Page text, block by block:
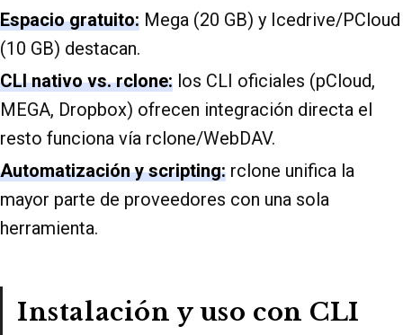
Espacio gratuito: Mega (20 GB) y Icedrive/PCloud
(10 GB) destacan.
CLI nativo vs. rclone: los CLI oficiales (pCloud,
MEGA, Dropbox) ofrecen integración directa el
resto funciona vía rclone/WebDAV.
Automatización y scripting: rclone unifica la
mayor parte de proveedores con una sola
herramienta.
Instalación y uso con CLI